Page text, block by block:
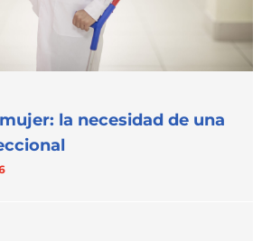
la necesidad de una